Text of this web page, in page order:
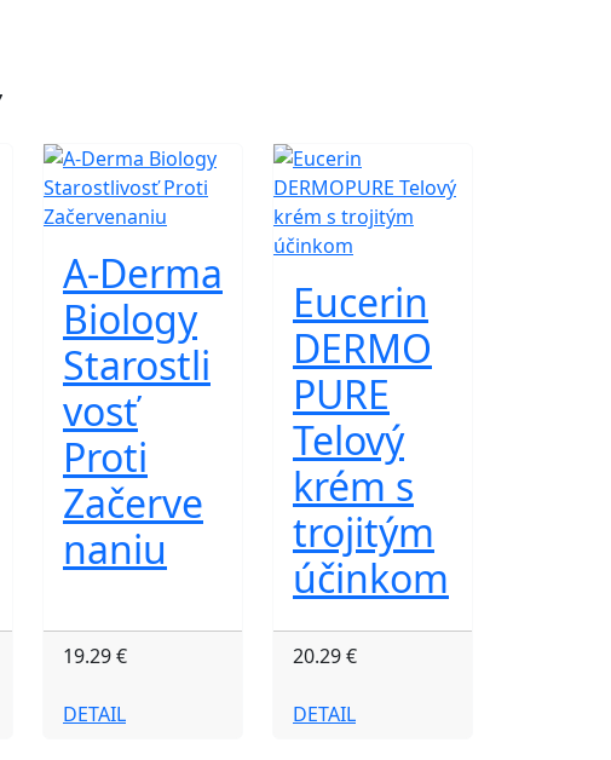
A-Derma
Biology
Starostli
vosť
Proti
Začerve
naniu
19.29 €
DETAIL
Eucerin
DERMO
PURE
Telový
krém s
trojitým
účinkom
20.29 €
DETAIL